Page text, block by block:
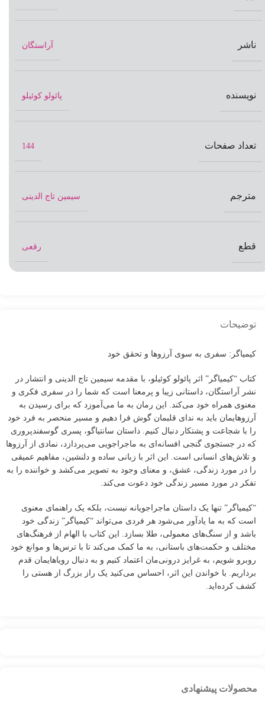
ناشر آراستگان
نویسنده پائولو کوئیلو
تعداد صفحات 144
مترجم سیمین تاج الدینی
قطع رقعی
توضیحات
کیمیاگر: سفری به سوی آرزوها و تحقق خود
کتاب “کیمیاگر” اثر پائولو کوئیلو، با مقدمه سیمین تاج الدینی و انتشار در
نشر آراستگان، داستانی زیبا و پرمعنا است که شما را در سفری فکری و
معنوی همراه خود می‌کند. این رمان به ما می‌آموزد که برای رسیدن به
آرزوهایمان باید به ندای قلبمان گوش فرا دهیم و مسیر منحصر به فرد خود
را با شجاعت و پشتکار دنبال کنیم. داستان سانتیاگو، پسری گوسفندپروری
که در جستجوی گنجی افسانه‌ای به ماجراجویی می‌پردازد، نمادی از آرزوها
و تلاش‌های انسانی است. این اثر با زبانی ساده و دلنشین، مفاهیم عمیقی
را در مورد زندگی، عشق، و معنای وجود به تصویر می‌کشد و خواننده را به
تفکر در مورد مسیر زندگی خود دعوت می‌کند.
“کیمیاگر” تنها یک داستان ماجراجویانه نیست، بلکه یک راهنمای معنوی
است که به ما یادآور می‌شود هر فردی می‌تواند “کیمیاگر” زندگی خود
باشد و از سنگ‌های معمولی، طلا بسازد. این کتاب با الهام از فرهنگ‌های
مختلف و حکمت‌های باستانی، به ما کمک می‌کند تا با ترس‌ها و موانع خود
روبرو شویم، به غرایز درونی‌مان اعتماد کنیم و به دنبال رویاهایمان قدم
برداریم. با خواندن این اثر، احساس می‌کنید یک راز بزرگ از هستی را
کشف کرده‌اید.
محصولات پیشنهادی